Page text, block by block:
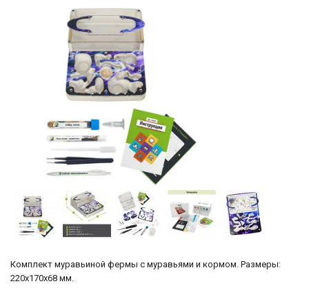
Комплект муравьиной фермы с муравьями и кормом. Размеры:
220х170х68 мм.